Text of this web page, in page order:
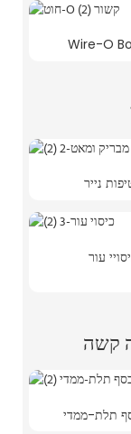
Wire-O
נייר
עור
קשה
תלת-ממדי